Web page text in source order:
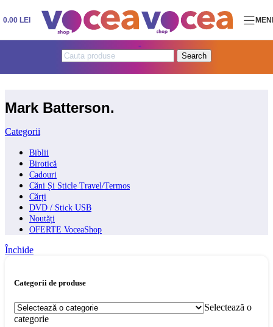
Skip to navigationSkip to main content
0.00 LEI
Search
Mark Batterson.
Categorii
Biblii
Birotică
Cadouri
Căni Și Sticle Travel/Termos
Cărți
DVD / Stick USB
Noutăți
OFERTE VoceaShop
Închide
Categorii de produse
Selectează o
categorie